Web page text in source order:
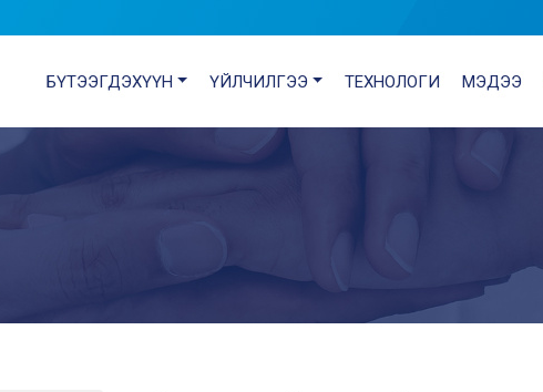
БҮТЭЭГДЭХҮҮН ҮЙЛЧИЛГЭЭ ТЕХНОЛОГИ МЭДЭЭ